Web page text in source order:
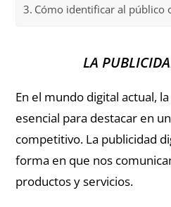
Cómo identificar al público
LA
En el mundo digital actual,
esencial para destacar en
competitivo. La publicidad
forma en que nos
productos y servicios.